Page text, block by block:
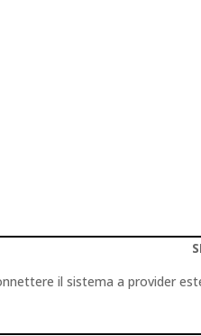
il sistema a provider